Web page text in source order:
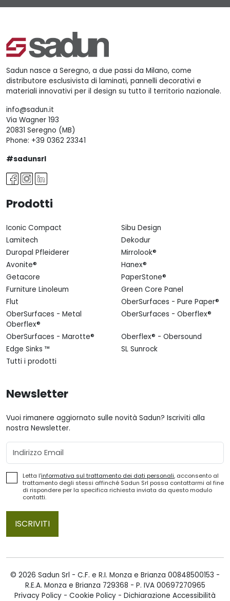
Sadun nasce a Seregno, a due passi da Milano, come
distributore esclusivista di laminati, pannelli decorativi e
materiali innovativi per il design su tutto il territorio nazionale.
info@sadun.it
Via Wagner 193
20831 Seregno (MB)
Phone: +39 0362 23341
#sadunsrl
Prodotti
Iconic Compact
Sibu Design
Lamitech
Dekodur
Duropal Pfleiderer
Mirrolook®
Avonite®
Hanex®
Getacore
PaperStone®
Furniture Linoleum
Green Core Panel
Flut
OberSurfaces - Pure Paper®
OberSurfaces - Metal
Oberflex®
OberSurfaces - Oberflex®
OberSurfaces - Marotte®
Oberflex® - Obersound
Edge Sinks ™
SL Sunrock
Tutti i prodotti
Newsletter
Vuoi rimanere aggiornato sulle novità Sadun? Iscriviti alla
nostra Newsletter.
Email
Letta l'informativa sul trattamento dei dati personali, acconsento al
trattamento degli stessi affinché Sadun Srl possa contattarmi al fine
di rispondere per la specifica richiesta inviata da questo modulo
contatti.
ISCRIVITI
© 2026 Sadun Srl - C.F. e R.I. Monza e Brianza 00848500153 -
R.E.A. Monza e Brianza 729368 - P. IVA 00697270965
Privacy Policy - Cookie Policy - Dichiarazione Accessibilità